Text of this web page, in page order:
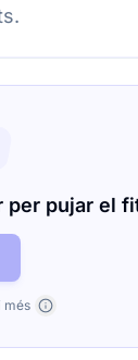
per pujar el
més